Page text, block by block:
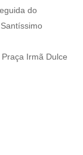
do
Irmã Dulce